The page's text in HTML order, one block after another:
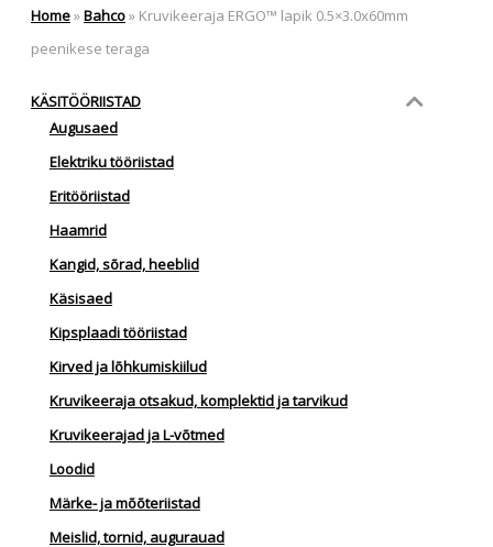
Home»Bahco» Kruvikeeraja ERGO™ lapik 0.5×3.0x60mm
peenikese teraga
KÄSITÖÖRIISTAD
Augusaed
Elektriku tööriistad
Eritööriistad
Haamrid
Kangid, sõrad, heeblid
Käsisaed
Kipsplaadi tööriistad
Kirved ja lõhkumiskiilud
Kruvikeeraja otsakud, komplektid ja tarvikud
Kruvikeerajad ja L-võtmed
Loodid
Märke- ja mõõteriistad
Meislid, tornid, augurauad